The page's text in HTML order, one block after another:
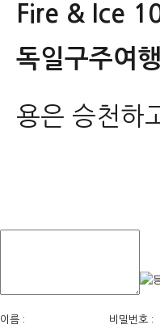
Fire & Ice
독일구주여
용은 승천하
이름 : 비밀번호 :